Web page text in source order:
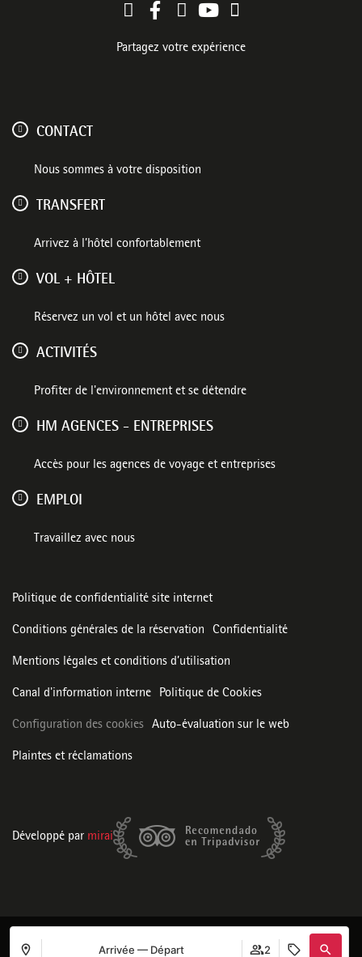
Arrivée — Départ 2
Partagez votre expérience
CONTACT
Nous sommes à votre disposition
TRANSFERT
Arrivez à l’hôtel confortablement
VOL + HÔTEL
Réservez un vol et un hôtel avec nous
ACTIVITÉS
Profiter de l'environnement et se détendre
HM AGENCES - ENTREPRISES
Accès pour les agences de voyage et entreprises
EMPLOI
Travaillez avec nous
Politique de confidentialité site internet
Conditions générales de la réservation Confidentialité
Mentions légales et conditions d’utilisation
Canal d'information interne Politique de Cookies
Configuration des cookies Auto-évaluation sur le web
Plaintes et réclamations
Développé par mirai